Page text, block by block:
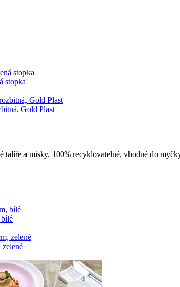
stopka
Gold Plast
talíře a misky. 100% recyklovatelné, vhodné do